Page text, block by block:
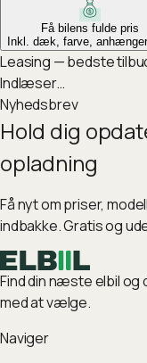
Få bilens fulde pris
Inkl. dæk, farve,
Leasing — bedste
Indlæser…
Nyhedsbrev
Hold dig
opladning
Få nyt om priser,
indbakke. Gratis og
Find din næste elbil og
med at vælge.
Naviger